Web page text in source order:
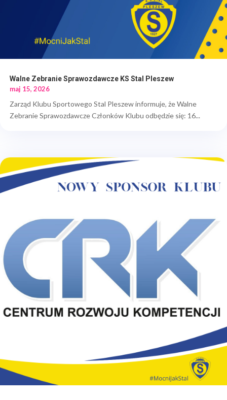
Walne Zebranie Sprawozdawcze KS Stal Pleszew
maj 15, 2026
Zarząd Klubu Sportowego Stal Pleszew informuje, że Walne
Zebranie Sprawozdawcze Członków Klubu odbędzie się: 16...